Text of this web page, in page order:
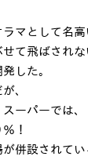
マとして名高
て飛ばされな
した。
、
ーパーでは、
％！
併設されてい